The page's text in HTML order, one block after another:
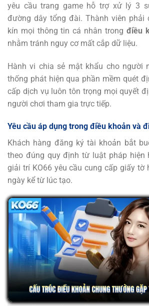
yêu cầu trang game hỗ trợ xử lý 3
đường dây tổng đài. Thành viên phải
kín mọi thông tin cá nhân trong điều
nhằm tránh nguy cơ mất cắp dữ liệu.
Hành vi chia sẻ mật khẩu cho người
thống phát hiện qua phần mềm quét
cấp dịch vụ luôn tôn trọng mọi quyết
người chơi tham gia trực tiếp.
Yêu cầu áp dụng trong điều khoản và
Khách hàng đăng ký tài khoản bắt
theo đúng quy định từ luật pháp hiện
giải trí KO66 yêu cầu cung cấp giấy tờ
ngày kể từ lúc tạo.